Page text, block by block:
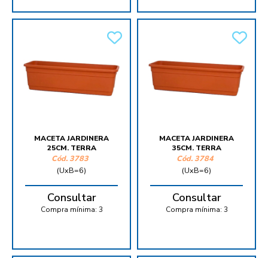
MACETA JARDINERA
25CM. TERRA
Cód. 3783
(UxB=6)
Consultar
Compra mínima: 3
MACETA JARDINERA
35CM. TERRA
Cód. 3784
(UxB=6)
Consultar
Compra mínima: 3